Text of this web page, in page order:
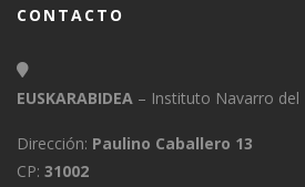
CONTACTO
EUSKARABIDEA – Instituto Navarro del
Dirección: Paulino Caballero 13
CP: 31002